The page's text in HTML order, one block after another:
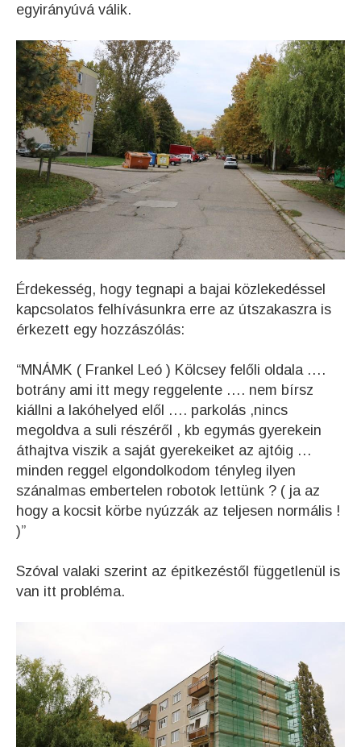
egyirányúvá válik.
Érdekesség, hogy tegnapi a bajai közlekedéssel
kapcsolatos felhívásunkra erre az útszakaszra is
érkezett egy hozzászólás:
“MNÁMK ( Frankel Leó ) Kölcsey felőli oldala ….
botrány ami itt megy reggelente …. nem bírsz
kiállni a lakóhelyed elől …. parkolás ,nincs
megoldva a suli részéről , kb egymás gyerekein
áthajtva viszik a saját gyerekeiket az ajtóig …
minden reggel elgondolkodom tényleg ilyen
szánalmas embertelen robotok lettünk ? ( ja az
hogy a kocsit körbe nyúzzák az teljesen normális !
)”
Szóval valaki szerint az épitkezéstől függetlenül is
van itt probléma.